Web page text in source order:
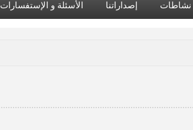
نشاطات إصداراتنا الأسئلة و الإستفسارات